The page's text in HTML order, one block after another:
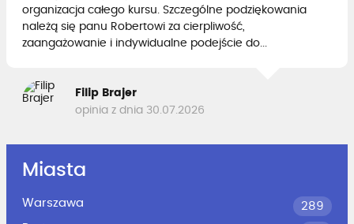
organizacja całego kursu. Szczególne podziękowania
należą się panu Robertowi za cierpliwość,
zaangażowanie i indywidualne podejście do...
Filip Brajer
opinia z dnia 30.07.2026
Miasta
Warszawa
289